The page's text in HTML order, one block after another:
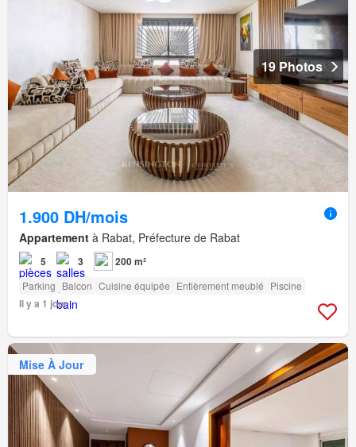
19 Photos
1.900 DH/mois
Appartement à Rabat, Préfecture de Rabat
5 3 200 m²
Parking Balcon Cuisine équipée Entièrement meublé Piscine
Il y a 1 jour
Mise À Jour